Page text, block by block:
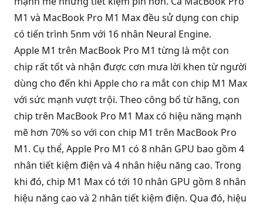
M1 và MacBook Pro M1 Max đều sử dụng con chip
có tiến trình 5nm với 16 nhân Neural Engine.
Apple M1 trên MacBook Pro M1 từng là một con
chip rất tốt và nhận được cơn mưa lời khen từ người
dùng cho đến khi Apple cho ra mắt con chip M1 Max
với sức mạnh vượt trội. Theo công bố từ hãng, con
chip trên MacBook Pro M1 Max có hiệu năng mạnh
mẽ hơn 70% so với con chip M1 trên MacBook Pro
M1. Cụ thể, Apple Pro M1 có 8 nhân GPU bao gồm 4
nhân tiết kiệm điện và 4 nhân hiệu năng cao. Trong
khi đó, chip M1 Max có tới 10 nhân GPU gồm 8 nhân
hiệu năng cao và 2 nhân tiết kiệm điện. Qua đó, hiệu